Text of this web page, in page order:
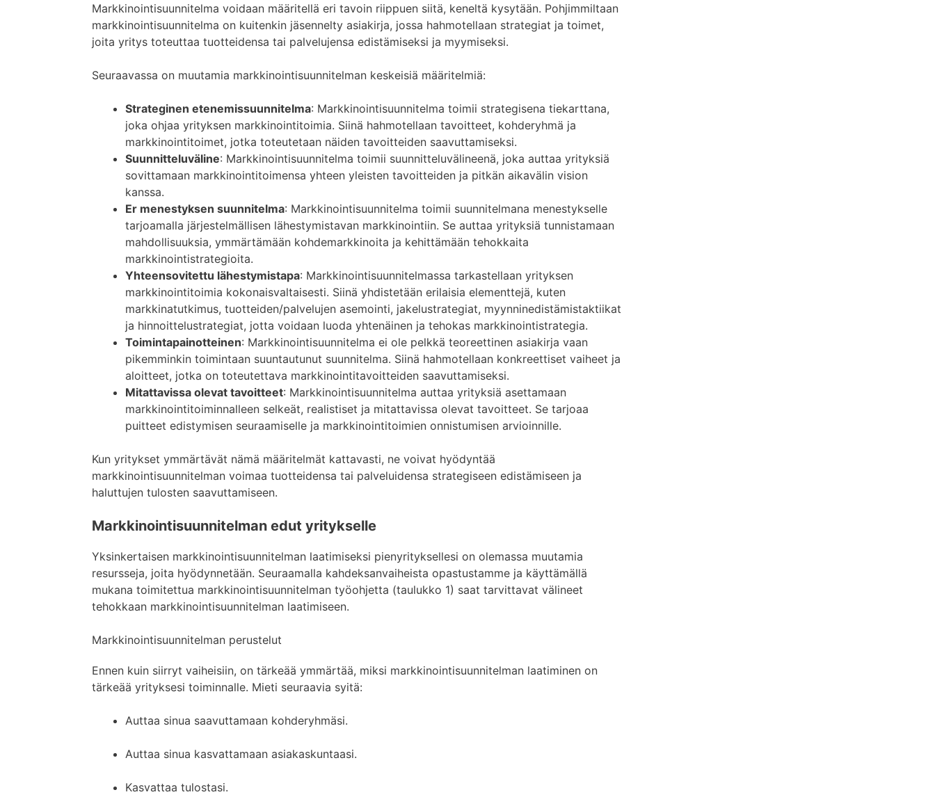
Markkinointisuunnitelma voidaan määritellä eri tavoin riippuen siitä, keneltä kysytään. Pohjimmiltaan
markkinointisuunnitelma on kuitenkin jäsennelty asiakirja, jossa hahmotellaan strategiat ja toimet,
joita yritys toteuttaa tuotteidensa tai palvelujensa edistämiseksi ja myymiseksi.
Seuraavassa on muutamia markkinointisuunnitelman keskeisiä määritelmiä:
Strateginen etenemissuunnitelma: Markkinointisuunnitelma toimii strategisena tiekarttana,
joka ohjaa yrityksen markkinointitoimia. Siinä hahmotellaan tavoitteet, kohderyhmä ja
markkinointitoimet, jotka toteutetaan näiden tavoitteiden saavuttamiseksi.
Suunnitteluväline: Markkinointisuunnitelma toimii suunnitteluvälineenä, joka auttaa yrityksiä
sovittamaan markkinointitoimensa yhteen yleisten tavoitteiden ja pitkän aikavälin vision
kanssa.
Er menestyksen suunnitelma: Markkinointisuunnitelma toimii suunnitelmana menestykselle
tarjoamalla järjestelmällisen lähestymistavan markkinointiin. Se auttaa yrityksiä tunnistamaan
mahdollisuuksia, ymmärtämään kohdemarkkinoita ja kehittämään tehokkaita
markkinointistrategioita.
Yhteensovitettu lähestymistapa: Markkinointisuunnitelmassa tarkastellaan yrityksen
markkinointitoimia kokonaisvaltaisesti. Siinä yhdistetään erilaisia elementtejä, kuten
markkinatutkimus, tuotteiden/palvelujen asemointi, jakelustrategiat, myynninedistämistaktiikat
ja hinnoittelustrategiat, jotta voidaan luoda yhtenäinen ja tehokas markkinointistrategia.
Toimintapainotteinen: Markkinointisuunnitelma ei ole pelkkä teoreettinen asiakirja vaan
pikemminkin toimintaan suuntautunut suunnitelma. Siinä hahmotellaan konkreettiset vaiheet ja
aloitteet, jotka on toteutettava markkinointitavoitteiden saavuttamiseksi.
Mitattavissa olevat tavoitteet: Markkinointisuunnitelma auttaa yrityksiä asettamaan
markkinointitoiminnalleen selkeät, realistiset ja mitattavissa olevat tavoitteet. Se tarjoaa
puitteet edistymisen seuraamiselle ja markkinointitoimien onnistumisen arvioinnille.
Kun yritykset ymmärtävät nämä määritelmät kattavasti, ne voivat hyödyntää
markkinointisuunnitelman voimaa tuotteidensa tai palveluidensa strategiseen edistämiseen ja
haluttujen tulosten saavuttamiseen.
Markkinointisuunnitelman edut yritykselle
Yksinkertaisen markkinointisuunnitelman laatimiseksi pienyrityksellesi on olemassa muutamia
resursseja, joita hyödynnetään. Seuraamalla kahdeksanvaiheista opastustamme ja käyttämällä
mukana toimitettua markkinointisuunnitelman työohjetta (taulukko 1) saat tarvittavat välineet
tehokkaan markkinointisuunnitelman laatimiseen.
Markkinointisuunnitelman perustelut
Ennen kuin siirryt vaiheisiin, on tärkeää ymmärtää, miksi markkinointisuunnitelman laatiminen on
tärkeää yrityksesi toiminnalle. Mieti seuraavia syitä:
Auttaa sinua saavuttamaan kohderyhmäsi.
Auttaa sinua kasvattamaan asiakaskuntaasi.
Kasvattaa tulostasi.